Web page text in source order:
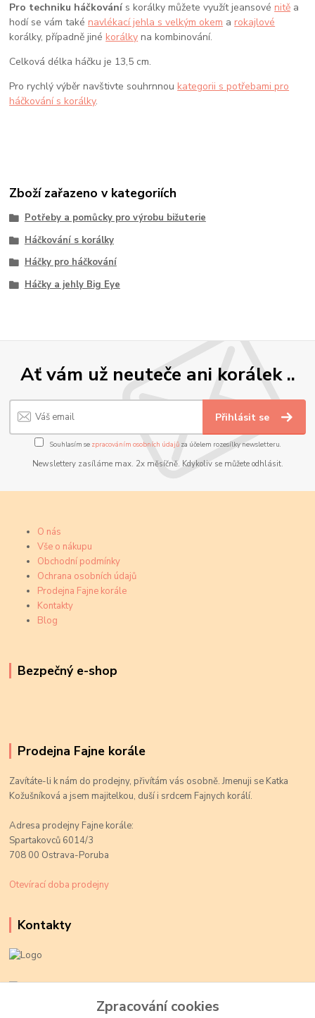
Pro techniku háčkování s korálky můžete využít jeansové nitě a
hodí se vám také navlékací jehla s velkým okem a rokajlové
korálky, případně jiné korálky na kombinování.
Celková délka háčku je 13,5 cm.
Pro rychlý výběr navštivte souhrnnou kategorii s potřebami pro
háčkování s korálky.
Zboží zařazeno v kategoriích
Potřeby a pomůcky pro výrobu bižuterie
Háčkování s korálky
Háčky pro háčkování
Háčky a jehly Big Eye
Ať vám už neuteče ani korálek ..
Přihlásit se
Souhlasím se zpracováním osobních údajůza účelem rozesílky newsletteru.
Newslettery zasíláme max. 2x měsíčně. Kdykoliv se můžete odhlásit.
O nás
Vše o nákupu
Obchodní podmínky
Ochrana osobních údajů
Prodejna Fajne korále
Kontakty
Blog
Bezpečný e-shop
Prodejna Fajne korále
Zavítáte-li k nám do prodejny, přivítám vás osobně. Jmenuji se Katka
Kožušníková a jsem majitelkou, duší i srdcem Fajnych korálí.
Adresa prodejny Fajne korále:
Spartakovců 6014/3
708 00 Ostrava-Poruba
Otevírací doba prodejny
Kontakty
+420 774 719 784
Zpracování cookies